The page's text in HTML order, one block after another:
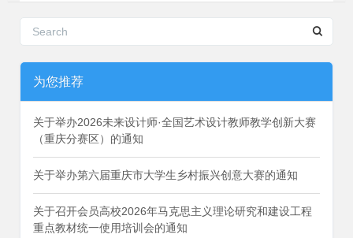
为您推荐
关于举办2026未来设计师·全国艺术设计教师教学创新大赛
（重庆分赛区）的通知
关于举办第六届重庆市大学生乡村振兴创意大赛的通知
关于召开会员高校2026年马克思主义理论研究和建设工程
重点教材统一使用培训会的通知